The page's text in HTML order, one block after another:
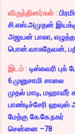
விருந்தினர்கள் :
சி.எஸ்.அமுதன்
அஜயன் பாலா,
பொன்.வாசுதேவன்,
இடம் : டிஸ்கவரி புக்
6.முனுசாமி சாலை
முதல் மாடி,
பாண்டிச்சேரி ஹவுஸ்
மேற்கு கே.கே.நகர்
சென்னை –78